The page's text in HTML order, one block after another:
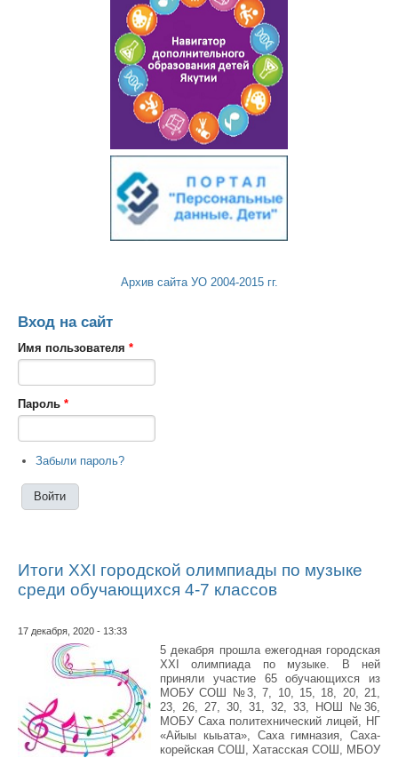
Архив сайта УО 2004-2015 гг.
Вход на сайт
Имя пользователя *
Пароль *
Забыли пароль?
Итоги XXI городской олимпиады по музыке
среди обучающихся 4-7 классов
17 декабря, 2020 - 13:33
5 декабря прошла ежегодная городская
XXI олимпиада по музыке. В ней
приняли участие 65 обучающихся из
МОБУ СОШ №3, 7, 10, 15, 18, 20, 21,
23, 26, 27, 30, 31, 32, 33, НОШ №36,
МОБУ Саха политехнический лицей, НГ
«Айыы кыьата», Саха гимназия, Саха-
корейская СОШ, Хатасская СОШ, МБОУ